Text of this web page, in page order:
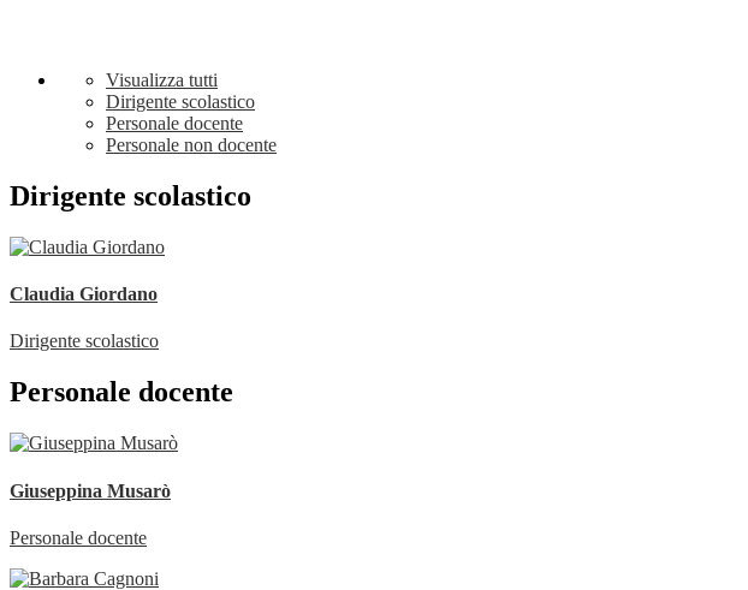
Visualizza tutti
Dirigente scolastico
Personale docente
Personale non docente
Dirigente scolastico
Claudia Giordano
Dirigente scolastico
Personale docente
Giuseppina Musarò
Personale docente